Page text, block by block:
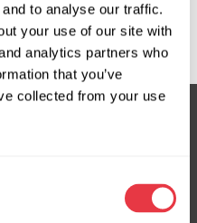
to analyse our traffic.
your use of our site with
analytics partners who
that you’ve
collected from your use